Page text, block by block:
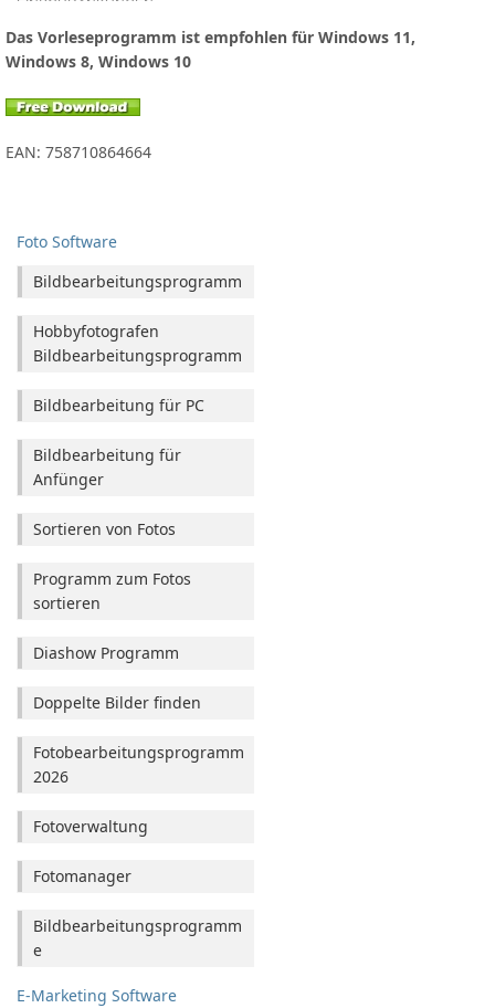
Das Vorleseprogramm ist empfohlen für Windows 11,
Windows 8, Windows 10
EAN: 758710864664
Foto Software
Bildbearbeitungsprogramm
Hobbyfotografen
Bildbearbeitungsprogramm
Bildbearbeitung für PC
Bildbearbeitung für
Anfünger
Sortieren von Fotos
Programm zum Fotos
sortieren
Diashow Programm
Doppelte Bilder finden
Fotobearbeitungsprogramm
2026
Fotoverwaltung
Fotomanager
Bildbearbeitungsprogramm
e
E-Marketing Software